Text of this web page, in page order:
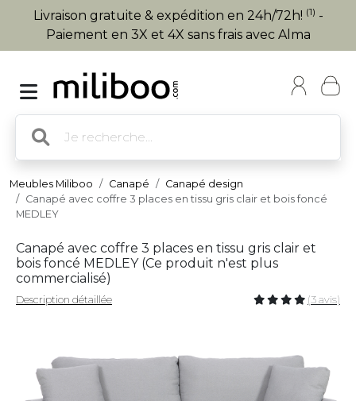
Livraison gratuite & expédition en 24h/72h! (1) -
Paiement en 3X et 4X sans frais avec Alma
Meubles Miliboo Canapé
Canapé design
Canapé avec coffre 3 places en tissu gris clair et bois foncé
MEDLEY
Canapé avec coffre 3 places en tissu gris clair et
bois foncé MEDLEY (Ce produit n'est plus
commercialisé)
Description détaillée (3 avis)